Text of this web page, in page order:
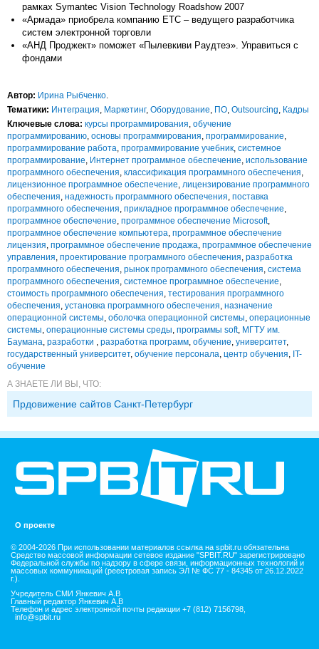
рамках Symantec Vision Technology Roadshow 2007
«Армада» приобрела компанию ЕТС – ведущего разработчика
систем электронной торговли
«АНД Проджект» поможет «Пылевкиви Раудтеэ». Управиться с
фондами
Автор: Ирина Рыбченко
Тематики: Интеграция Маркетинг, Оборудование ПО Outsourcing Кадры
Ключевые слова: курсы программирования обучение
программированию основы программирования программирование
программирование работа программирование учебник системное
программирование Интернет программное обеспечение использование
программного обеспечения классификация программного обеспечения
лицензионное программное обеспечение лицензирование программного
обеспечения надежность программного обеспечения поставка
программного обеспечения прикладное программное обеспечение
программное обеспечение программное обеспечение Microsoft,
программное обеспечение компьютера программное обеспечение
лицензия программное обеспечение продажа программное обеспечение
управления проектирование программного обеспечения разработка
программного обеспечения рынок программного обеспечения система
программного обеспечения системное программное обеспечение
стоимость программного обеспечения тестирования программного
обеспечения установка программного обеспечения назначение
операционной системы оболочка операционной системы операционные
системы операционные системы среды программы soft, МГТУ им.
Баумана разработки разработка программ обучение университет,
государственный университет, обучение персонала центр обучения IT-
обучение
А ЗНАЕТЕ ЛИ ВЫ, ЧТО:
Прдовижение сайтов Санкт-Петербург
О проекте
© 2004-2026 При использовании материалов ссылка на spbit.ru обязательна
Средство массовой информации сетевое издание "SPBIT.RU" зарегистрировано
Федеральной службы по надзору в сфере связи, информационных технологий и
массовых коммуникаций (реестровая запись ЭЛ № ФС 77 - 84345 от 26.12.2022
г.).
Учредитель СМИ Янкевич А.В
Главный редактор Янкевич А.В
Телефон и адрес электронной почты редакции +7 (812) 7156798,
info@spbit.ru